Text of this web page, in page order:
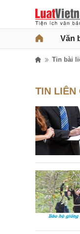
Văn
Tin bài
TIN LIÊN